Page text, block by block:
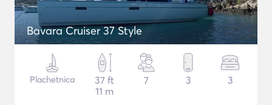
Bavara Cruiser 37 Style
Plachetnica
37 ft
11 m
7 3 3